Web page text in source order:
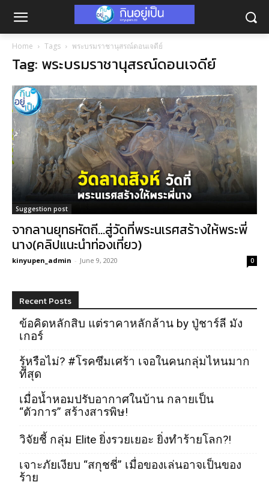
Home Tags พระบรมราชานุสรณ์ดอนเจดีย์
Tag: พระบรมราชานุสรณ์ดอนเจดีย์
Suggestion post
จากลานยุทธหัตถี…สู่วัดที่พระนเรศสร้างให้พระพี่
นาง(คลิปแนะนำท่องเที่ยว)
kinyupen_admin - June 9, 2020 0
Recent Posts
ข้อคิดหลักสิบ แต่ราคาหลักล้าน by ปู่ชาร์ลี มัง
เกอร์
รู้หรือไม่? #โรคซึมเศร้า เจอในคนกลุ่มไหนมาก
ที่สุด
เมื่อน้ำหอมปรับอากาศในบ้าน กลายเป็น
“ตัวการ” สร้างสารพิษ!
วิจัยชี้ กลุ่ม Elite ยิ่งรวยเยอะ ยิ่งทำร้ายโลก?!
เจาะภัยเงียบ “สกุชชี่” เมื่อของเล่นอาจเป็นของ
ร้าย